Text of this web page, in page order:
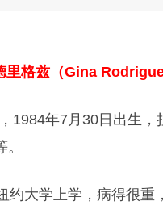
里格兹（Gina
1984年7月30日出生
约大学上学，病得很